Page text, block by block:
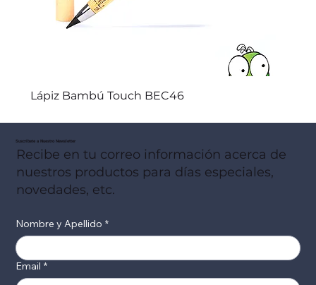
Lápiz Bambú Touch BEC46
Suscribete a Nuestro Newsletter
Recibe en tu correo información acerca de
nuestros productos para días especiales,
novedades, etc.
Nombre y Apellido *
Email *